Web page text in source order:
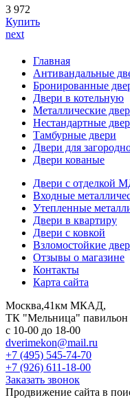
3 972
Купить
next
Главная
Антивандальные
Бронированные
Двери в котельную
Металлические
Нестандартные
Тамбурные двери
Двери для
Двери кованые
Двери с отделкой
Входные
Утепленные
Двери в квартиру
Двери с ковкой
Взломостойкие
Отзывы о магазине
Контакты
Карта сайта
Москва,41км МКАД,
ТК "Мельница"
с 10-00 до 18-00
dverimekon@mail.ru
+7 (495) 545-74-70
+7 (926) 611-18-00
Заказать звонок
Продвижение сайта в